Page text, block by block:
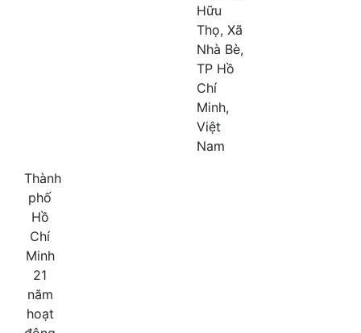
Hữu
Thọ, Xã
Nhà Bè,
TP Hồ
Chí
Minh,
Việt
Nam
Thành
phố
Hồ
Chí
Minh
21
năm
hoạt